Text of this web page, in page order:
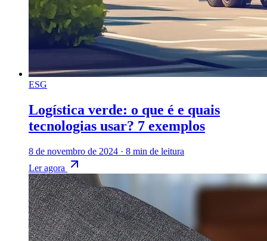
ESG
Logística verde: o que é e quais
tecnologias usar? 7 exemplos
8 de novembro de 2024 · 8 min de leitura
Ler agora